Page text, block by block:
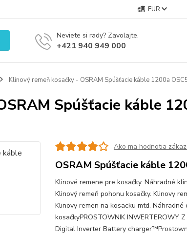
EUR
Neviete si rady? Zavolajte.
+421 940 949 000
Klinový remeň kosačky - OSRAM Spúšťacie káble 1200a
Spúšťacie káble
Ako ma hodnotia
OSRAM Spúšťacie káble
Klinové remene pre kosačky. Náhradné
Klinový remeň pohonu kosačky. Klinovy
Klinovy remen na kosacku mtd. Náhradné
kosačkyPROSTOWNIK INWERTEROWY
Digital Inverter Battery